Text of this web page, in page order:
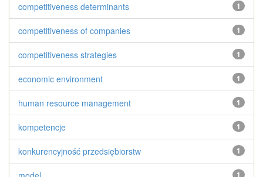
1
competitiveness determinants
1
competitiveness of companies
1
competitiveness strategies
1
economic environment
1
human resource management
1
kompetencje
1
konkurencyjność przedsiębiorstw
1